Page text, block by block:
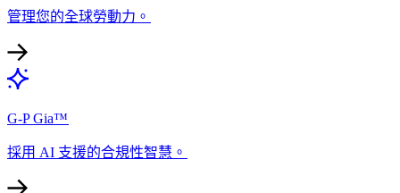
管理您的全球勞動力。​​
G-P Gia™​​
採用 AI 支援的合規性智慧。​​